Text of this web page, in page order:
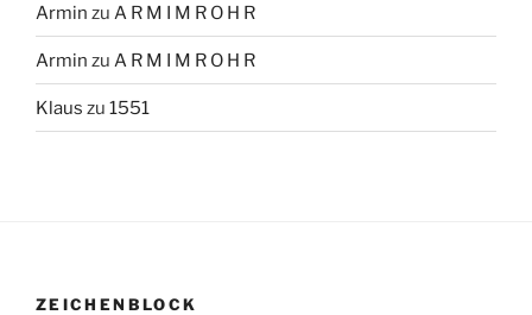
Armin zu A R M I M R O H R
Armin zu A R M I M R O H R
Klaus zu 1551
ZEICHENBLOCK